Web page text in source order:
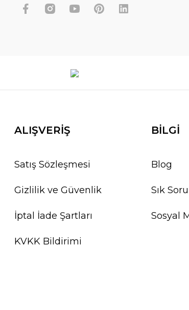
ALIŞVERİŞ
Satış Sözleşmesi
Gizlilik ve Güvenlik
İptal İade Şartları
KVKK Bildirimi
BİLGİ
Blog
Sık
Sosyal